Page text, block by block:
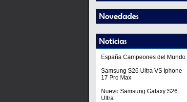
España Campeones del Mundo
Samsung S26 Ultra VS Iphone
17 Pro Max
Nuevo Samsung Galaxy S26
Ultra